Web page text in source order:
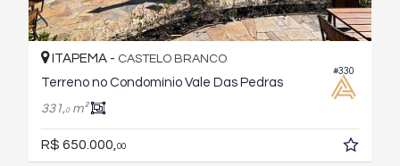
#330
ITAPEMA - CASTELO BRANCO
Terreno no Condomínio Vale Das Pedras
331,0m²
R$ 650.000, 00